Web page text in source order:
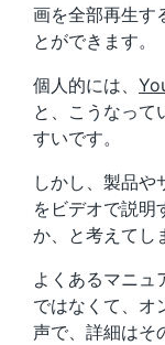
画を全部再生す
とができます。
個人的には、
と、こうなって
すいです。
しかし、製品や
をビデオで説明
か、と考えてし
よくあるマニュ
ではなくて、オ
声で、詳細はそ